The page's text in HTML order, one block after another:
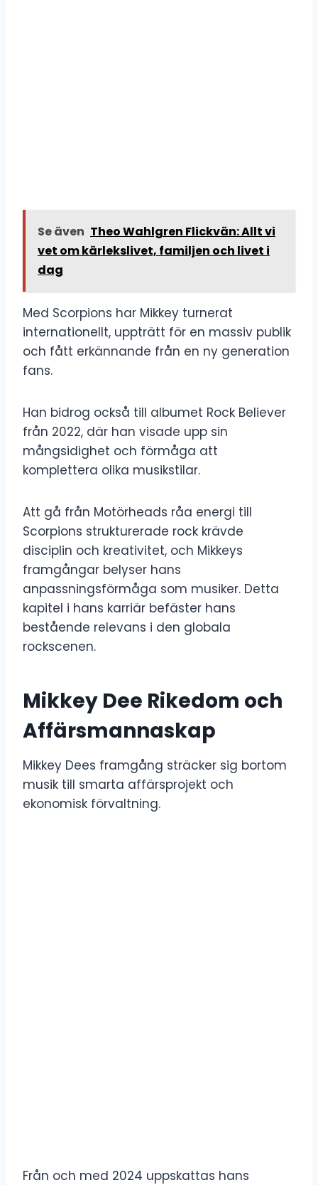
Se även Theo Wahlgren Flickvän: Allt vi
vet om kärlekslivet, familjen och livet i
dag
Med Scorpions har Mikkey turnerat
internationellt, uppträtt för en massiv publik
och fått erkännande från en ny generation
fans.
Han bidrog också till albumet Rock Believer
från 2022, där han visade upp sin
mångsidighet och förmåga att
komplettera olika musikstilar.
Att gå från Motörheads råa energi till
Scorpions strukturerade rock krävde
disciplin och kreativitet, och Mikkeys
framgångar belyser hans
anpassningsförmåga som musiker. Detta
kapitel i hans karriär befäster hans
bestående relevans i den globala
rockscenen.
Mikkey Dee Rikedom och
Affärsmannaskap
Mikkey Dees framgång sträcker sig bortom
musik till smarta affärsprojekt och
ekonomisk förvaltning.
Från och med 2024 uppskattas hans